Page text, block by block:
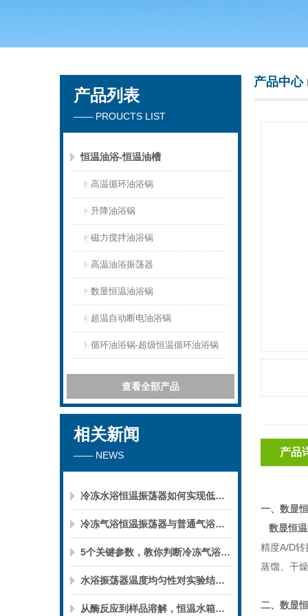
产品列表
—— PROUCTS LIST
恒温油浴-恒温油槽
高温循环油浴锅
升降油浴锅
磁力搅拌油浴锅
高温油浴振荡器
数显恒温油浴锅
超温自动断电油浴锅
循环油浴锅-超级恒温循环油浴锅
查看全部产品
相关新闻
—— NEWS
冷冻水浴恒温振荡器如何实现低温下的微生物培养？
冷冻气浴恒温振荡器与普通气浴振荡器的区别
5个关键参数，教你判断冷冻气浴恒温振荡器的性能优劣
水浴振荡器温度均匀性对实验结果的影响
从酶反应到样品溶解，恒温水箱的实验用途
产品中心
产品
一、数显
数显恒
精度A/D
蒸馏、干
二、 数显